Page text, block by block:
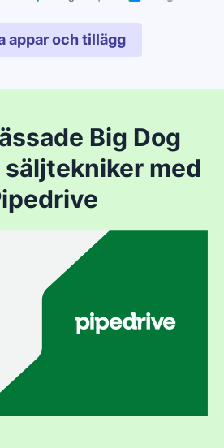
appar och tillägg
Öppnas i ett nytt fönster
Big Dog
säljtekniker med